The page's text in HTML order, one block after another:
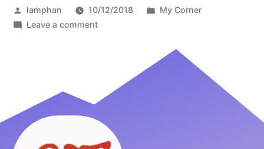
lamphan 10/12/2018
My Corner
Leave a comment